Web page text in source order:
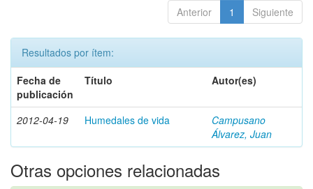
Anterior 1 Siguiente
Resultados por ítem:
Fecha de
publicación
Título Autor(es)
2012-04-19 Humedales de vida
Campusano
Álvarez, Juan
Otras opciones relacionadas